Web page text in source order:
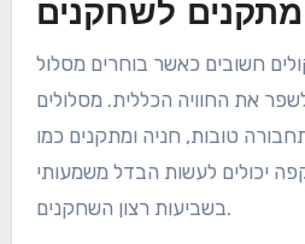
גולפים צריכים לבדוק את
היציאה כדי להבטיח שהם מוכנים
ומתקנים לשחקנים